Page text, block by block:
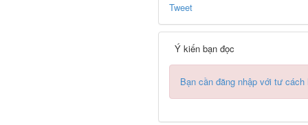
Tweet
Ý kiến bạn đọc
Bạn cần đăng nhập với tư